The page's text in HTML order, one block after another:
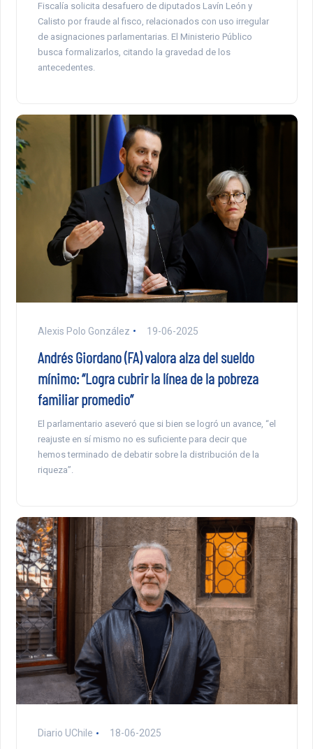
Fiscalía solicita desafuero de diputados Lavín León y
Calisto por fraude al fisco, relacionados con uso irregular
de asignaciones parlamentarias. El Ministerio Público
busca formalizarlos, citando la gravedad de los
antecedentes.
Alexis Polo González 19-06-2025
Andrés Giordano (FA) valora alza del sueldo
mínimo: “Logra cubrir la línea de la pobreza
familiar promedio”
El parlamentario aseveró que si bien se logró un avance, “el
reajuste en sí mismo no es suficiente para decir que
hemos terminado de debatir sobre la distribución de la
riqueza”.
Diario UChile 18-06-2025